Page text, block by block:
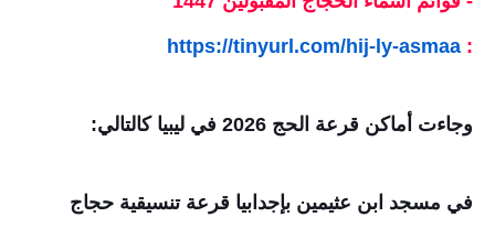
:
https://tinyurl.com/hij-ly-asmaa
وجاءت أماكن قرعة الحج 2026 في ليبيا كالتالي:
في مسجد ابن عثيمين بإجدابيا قرعة تنسيقية حجاج